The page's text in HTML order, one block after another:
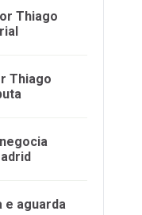
Thiago
Thiago
e aguarda